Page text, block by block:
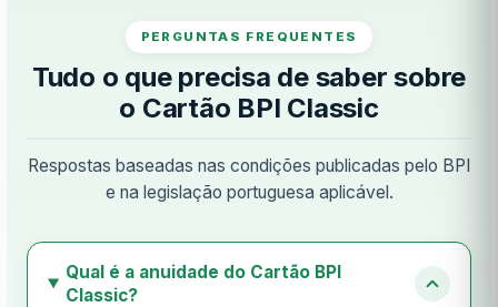
PERGUNTAS FREQUENTES
Tudo o que precisa de saber sobre
o Cartão BPI Classic
Respostas baseadas nas condições publicadas pelo BPI
e na legislação portuguesa aplicável.
Qual é a anuidade do Cartão BPI
Classic?